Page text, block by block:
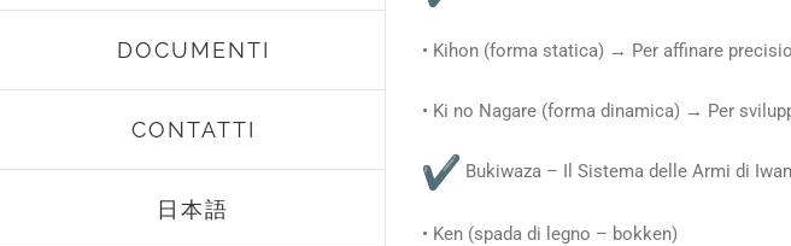
DOCUMENTI
CONTATTI
日本語
• Kihon (forma statica) → Per affinare
• Ki no Nagare (forma dinamica) → Per
Bukiwaza – Il Sistema delle Armi di
• Ken (spada di legno – bokken)